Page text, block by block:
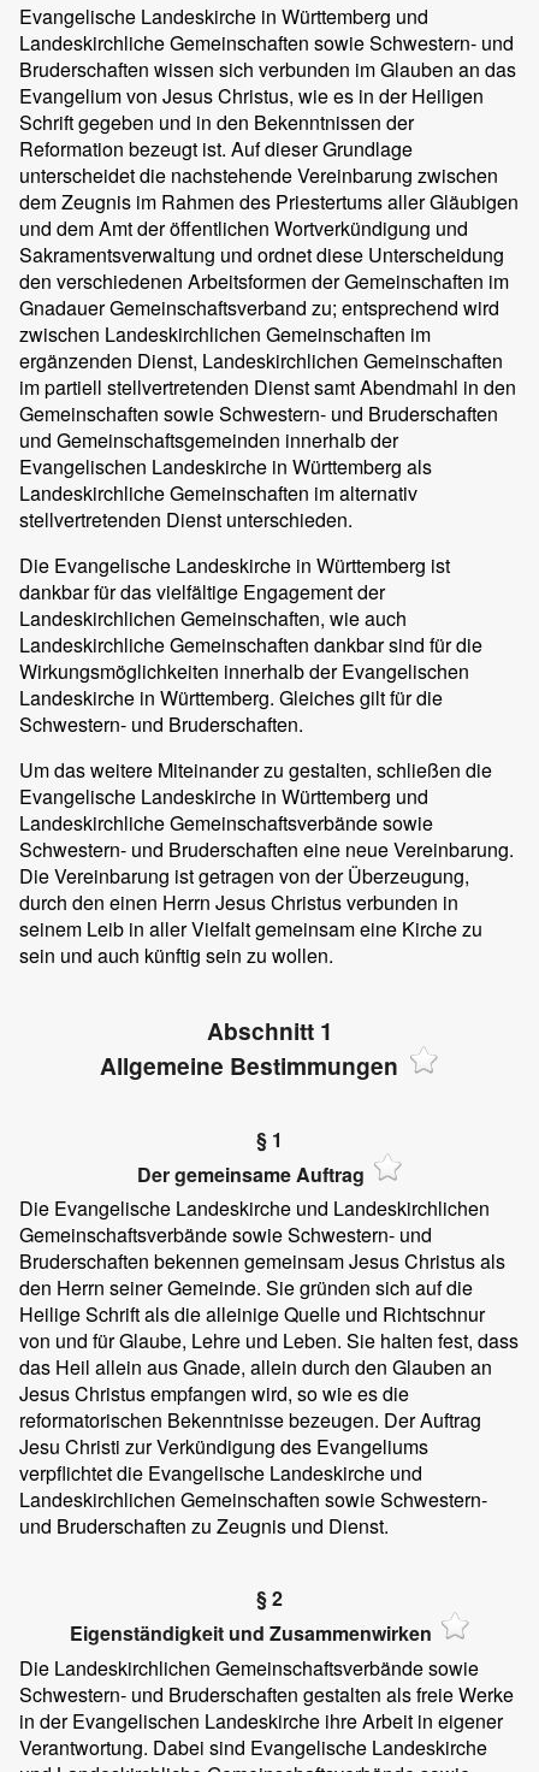
Evangelische Landeskirche in Württemberg und
Landeskirchliche Gemeinschaften sowie Schwestern- und
Bruderschaften wissen sich verbunden im Glauben an das
Evangelium von Jesus Christus, wie es in der Heiligen
Schrift gegeben und in den Bekenntnissen der
Reformation bezeugt ist. Auf dieser Grundlage
unterscheidet die nachstehende Vereinbarung zwischen
dem Zeugnis im Rahmen des Priestertums aller Gläubigen
und dem Amt der öffentlichen Wortverkündigung und
Sakramentsverwaltung und ordnet diese Unterscheidung
den verschiedenen Arbeitsformen der Gemeinschaften im
Gnadauer Gemeinschaftsverband zu; entsprechend wird
zwischen Landeskirchlichen Gemeinschaften im
ergänzenden Dienst, Landeskirchlichen Gemeinschaften
im partiell stellvertretenden Dienst samt Abendmahl in den
Gemeinschaften sowie Schwestern- und Bruderschaften
und Gemeinschaftsgemeinden innerhalb der
Evangelischen Landeskirche in Württemberg als
Landeskirchliche Gemeinschaften im alternativ
stellvertretenden Dienst unterschieden.
Die Evangelische Landeskirche in Württemberg ist
dankbar für das vielfältige Engagement der
Landeskirchlichen Gemeinschaften, wie auch
Landeskirchliche Gemeinschaften dankbar sind für die
Wirkungsmöglichkeiten innerhalb der Evangelischen
Landeskirche in Württemberg. Gleiches gilt für die
Schwestern- und Bruderschaften.
Um das weitere Miteinander zu gestalten, schließen die
Evangelische Landeskirche in Württemberg und
Landeskirchliche Gemeinschaftsverbände sowie
Schwestern- und Bruderschaften eine neue Vereinbarung.
Die Vereinbarung ist getragen von der Überzeugung,
durch den einen Herrn Jesus Christus verbunden in
seinem Leib in aller Vielfalt gemeinsam eine Kirche zu
sein und auch künftig sein zu wollen.
Abschnitt 1
Allgemeine Bestimmungen
§ 1
Der gemeinsame Auftrag
Die Evangelische Landeskirche und Landeskirchlichen
Gemeinschaftsverbände sowie Schwestern- und
Bruderschaften bekennen gemeinsam Jesus Christus als
den Herrn seiner Gemeinde. Sie gründen sich auf die
Heilige Schrift als die alleinige Quelle und Richtschnur
von und für Glaube, Lehre und Leben. Sie halten fest, dass
das Heil allein aus Gnade, allein durch den Glauben an
Jesus Christus empfangen wird, so wie es die
reformatorischen Bekenntnisse bezeugen. Der Auftrag
Jesu Christi zur Verkündigung des Evangeliums
verpflichtet die Evangelische Landeskirche und
Landeskirchlichen Gemeinschaften sowie Schwestern-
und Bruderschaften zu Zeugnis und Dienst.
§ 2
Eigenständigkeit und Zusammenwirken
Die Landeskirchlichen Gemeinschaftsverbände sowie
Schwestern- und Bruderschaften gestalten als freie Werke
in der Evangelischen Landeskirche ihre Arbeit in eigener
Verantwortung. Dabei sind Evangelische Landeskirche